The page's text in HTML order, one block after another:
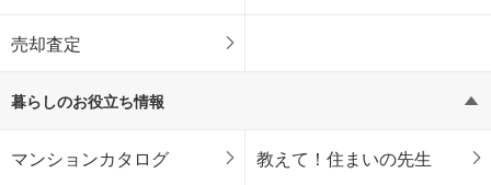
売却査定
暮らしのお役立ち情報
マンションカタログ 教えて！住まいの先生